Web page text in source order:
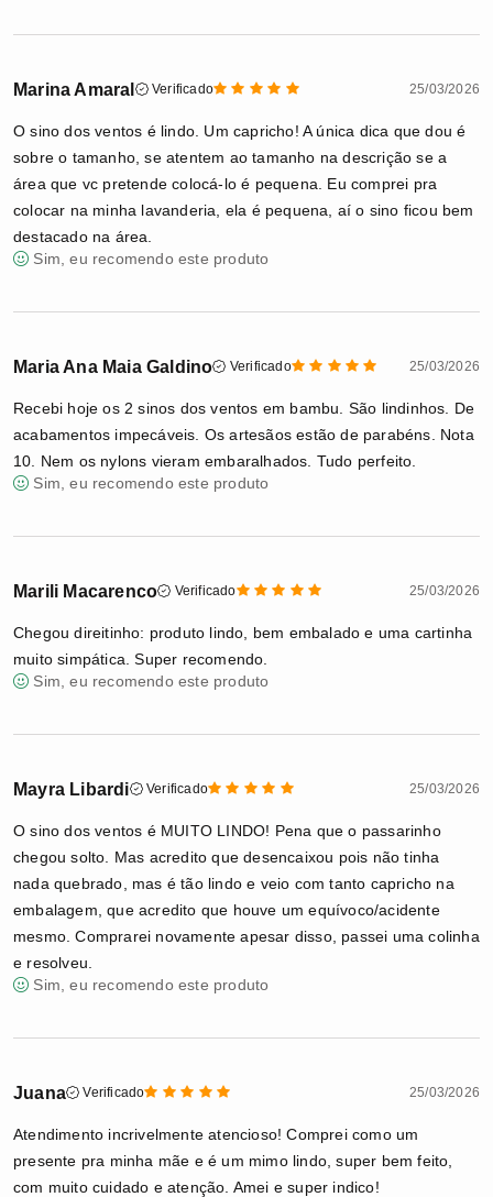
Marina Amaral Verificado 25/03/2026
O sino dos ventos é lindo. Um capricho! A única dica que dou é
sobre o tamanho, se atentem ao tamanho na descrição se a
área que vc pretende colocá-lo é pequena. Eu comprei pra
colocar na minha lavanderia, ela é pequena, aí o sino ficou bem
destacado na área.
Sim, eu recomendo este produto
Maria Ana Maia Galdino Verificado 25/03/2026
Recebi hoje os 2 sinos dos ventos em bambu. São lindinhos. De
acabamentos impecáveis. Os artesãos estão de parabéns. Nota
10. Nem os nylons vieram embaralhados. Tudo perfeito.
Sim, eu recomendo este produto
Marili Macarenco Verificado 25/03/2026
Chegou direitinho: produto lindo, bem embalado e uma cartinha
muito simpática. Super recomendo.
Sim, eu recomendo este produto
Mayra Libardi Verificado 25/03/2026
O sino dos ventos é MUITO LINDO! Pena que o passarinho
chegou solto. Mas acredito que desencaixou pois não tinha
nada quebrado, mas é tão lindo e veio com tanto capricho na
embalagem, que acredito que houve um equívoco/acidente
mesmo. Comprarei novamente apesar disso, passei uma colinha
e resolveu.
Sim, eu recomendo este produto
Juana Verificado 25/03/2026
Atendimento incrivelmente atencioso! Comprei como um
presente pra minha mãe e é um mimo lindo, super bem feito,
com muito cuidado e atenção. Amei e super indico!